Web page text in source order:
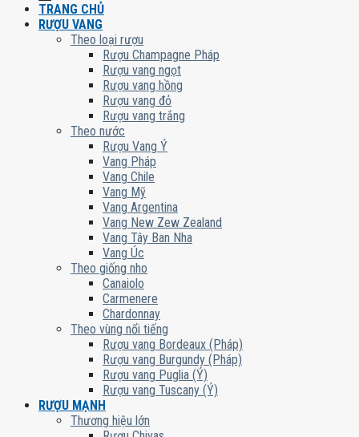
TRANG CHỦ
RƯỢU VANG
Theo loại rượu
Rượu Champagne Pháp
Rượu vang ngọt
Rượu vang hồng
Rượu vang đỏ
Rượu vang trắng
Theo nước
Rượu Vang Ý
Vang Pháp
Vang Chile
Vang Mỹ
Vang Argentina
Vang New Zew Zealand
Vang Tây Ban Nha
Vang Úc
Theo giống nho
Canaiolo
Carmenere
Chardonnay
Theo vùng nổi tiếng
Rượu vang Bordeaux (Pháp)
Rượu vang Burgundy (Pháp)
Rượu vang Puglia (Ý)
Rượu vang Tuscany (Ý)
RƯỢU MẠNH
Thương hiệu lớn